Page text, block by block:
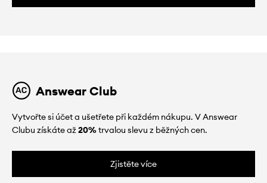
Answear Club
Vytvořte si účet a ušetřete při každém nákupu. V Answear
Clubu získáte až20%trvalou slevu z běžných cen.
Zjistěte více